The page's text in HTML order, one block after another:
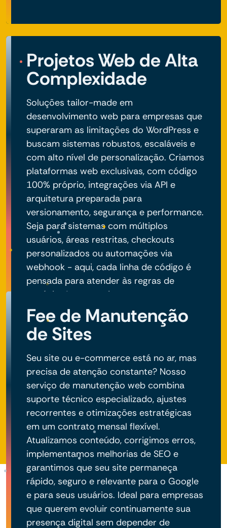
Projetos Web de Alta
Complexidade
Soluções tailor-made em
desenvolvimento web para empresas que
superaram as limitações do WordPress e
buscam sistemas robustos, escaláveis e
com alto nível de personalização. Criamos
plataformas web exclusivas, com código
100% próprio, integrações via API e
arquitetura preparada para
versionamento, segurança e performance.
Seja para sistemas com múltiplos
usuários, áreas restritas, checkouts
personalizados ou automações via
webhook - aqui, cada linha de código é
pensada para atender às regras de
negócio do seu projeto.
Fee de Manutenção
de Sites
Seu site ou e-commerce está no ar, mas
precisa de atenção constante? Nosso
serviço de manutenção web combina
suporte técnico especializado, ajustes
recorrentes e otimizações estratégicas
em um contrato mensal flexível.
Atualizamos conteúdo, corrigimos erros,
implementamos melhorias de SEO e
garantimos que seu site permaneça
rápido, seguro e relevante para o Google
e para seus usuários. Ideal para empresas
que querem evoluir continuamente sua
presença digital sem depender de